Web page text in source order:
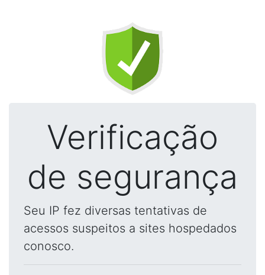
Verificação
de segurança
Seu IP fez diversas tentativas de
acessos suspeitos a sites hospedados
conosco.